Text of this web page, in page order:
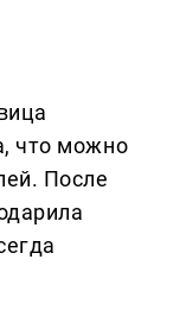
что можно
После